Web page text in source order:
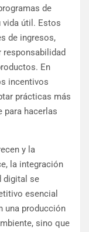
de
vida útil. Estos
de ingresos,
responsabilidad
En
incentivos
prácticas más
para hacerlas
y la
la integración
digital se
esencial
una producción
sino que